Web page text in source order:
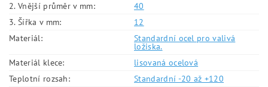
2. Vnější průměr v mm:
40
3. Šířka v mm:
12
Materiál:
Standardní ocel pro valivá
ložiska.
Materiál klece:
lisovaná ocelová
Teplotní rozsah:
Standardní -20 až +120